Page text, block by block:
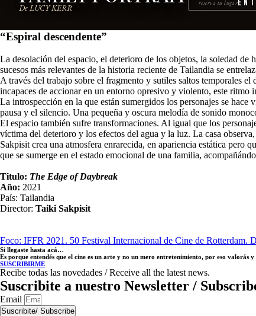
De LUCY KERR
reserva tu lugar
“Espiral descendente”
La desolación del espacio, el deterioro de los objetos, la soledad de
sucesos más relevantes de la historia reciente de Tailandia se
A través del trabajo sobre el fragmento y sutiles saltos temporales
incapaces de accionar en un entorno opresivo y violento, este ritmo
La introspección en la que están sumergidos los personajes se
pausa y el silencio. Una pequeña y oscura melodía de sonido
El espacio también sufre transformaciones. Al igual que los
víctima del deterioro y los efectos del agua y la luz. La casa observa,
Sakpisit crea una atmosfera enrarecida, en apariencia estática pero
que se sumerge en el estado emocional de una familia,
Titulo: The Edge of Daybreak
Año: 2021
País: Tailandia
Director: Taiki Sakpisit
Foco: IFFR 2021. 50 Festival Internacional de Cine de Rotterdam.
Si llegaste hasta acá…
Es porque entendés que el cine es un arte y no un mero entretenimiento, por eso
SUSCRIBIRME
Recibe todas las novedades / Receive all the latest news.
Suscribite a nuestro Newsletter /
Email
Suscribite/ Subscribe